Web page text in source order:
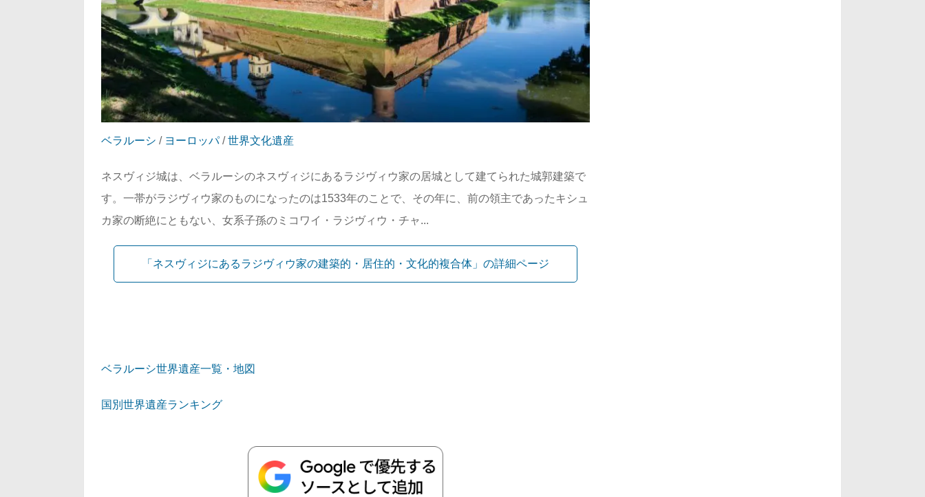
ベラルーシ / ヨーロッパ/世界文化遺産
ネスヴィジ城は、ベラルーシのネスヴィジにあるラジヴィウ家の居城として建てられた城郭建築で
す。一帯がラジヴィウ家のものになったのは1533年のことで、その年に、前の領主であったキシュ
カ家の断絶にともない、女系子孫のミコワイ・ラジヴィウ・チャ...
「ネスヴィジにあるラジヴィウ家の建築的・居住的・文化的複合体」の詳細ページ
ベラルーシ世界遺産一覧・地図
国別世界遺産ランキング